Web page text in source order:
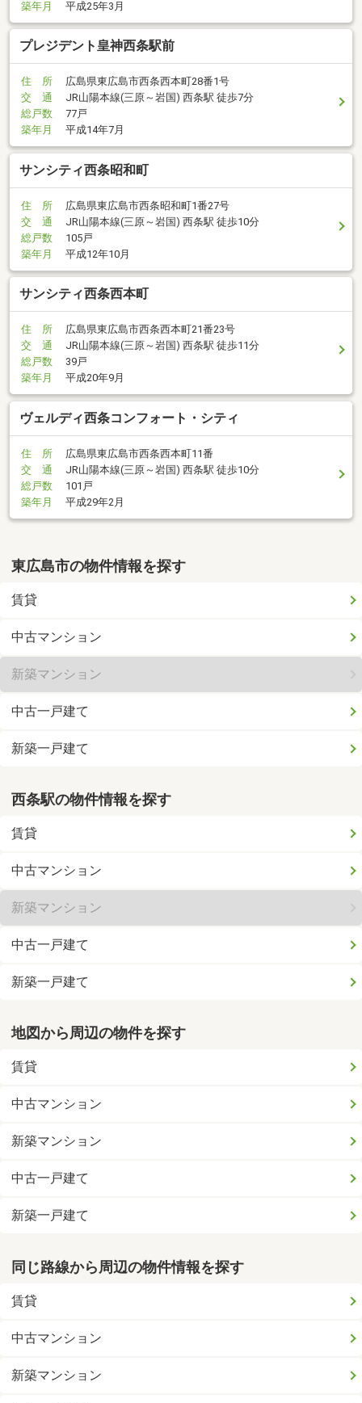
築年月 平成25年3月
プレジデント皇神西条駅前
住 所
広島県東広島市西条西本町28番1号
交 通
JR山陽本線(三原～岩国) 西条駅 徒歩7分
総戸数
77戸
築年月
平成14年7月
サンシティ西条昭和町
住 所
広島県東広島市西条昭和町1番27号
交 通
JR山陽本線(三原～岩国) 西条駅 徒歩10分
総戸数
105戸
築年月
平成12年10月
サンシティ西条西本町
住 所
広島県東広島市西条西本町21番23号
交 通
JR山陽本線(三原～岩国) 西条駅 徒歩11分
総戸数
39戸
築年月
平成20年9月
ヴェルディ西条コンフォート・シティ
住 所
広島県東広島市西条西本町11番
交 通
JR山陽本線(三原～岩国) 西条駅 徒歩10分
総戸数
101戸
築年月
平成29年2月
東広島市の物件情報を探す
賃貸
中古マンション
新築マンション
中古一戸建て
新築一戸建て
西条駅の物件情報を探す
賃貸
中古マンション
新築マンション
中古一戸建て
新築一戸建て
地図から周辺の物件を探す
賃貸
中古マンション
新築マンション
中古一戸建て
新築一戸建て
同じ路線から周辺の物件情報を探す
賃貸
中古マンション
新築マンション